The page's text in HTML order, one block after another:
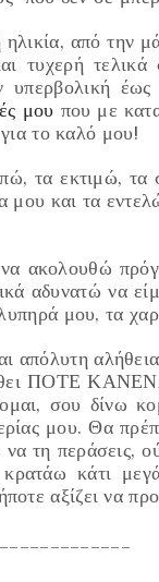
από την
τυχερή
υπερβολική
μου που με
το καλό μου!
, ταεκτιμώ, τα
μου και τα ε
να ακολουθώ πρό
αδυνατώ να
ά μου, τα
ΠΟΤΕ
σου δίνω
μου. Θα
να τη περάσεις,
κάτι
αξίζει να